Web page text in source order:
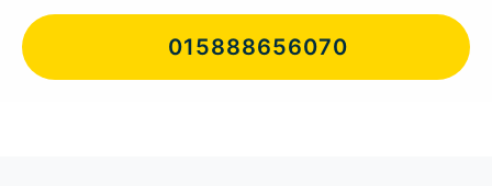
015888656070